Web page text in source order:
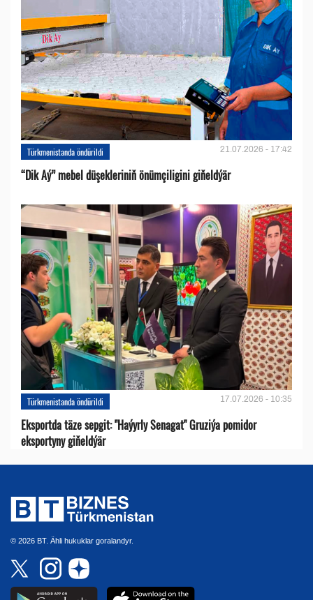
Türkmenistanda öndürildi 21.07.2026 - 17:42
“Dik Aý” mebel düşekleriniň önümçiligini giňeldýär
Türkmenistanda öndürildi 17.07.2026 - 10:35
Eksportda täze sepgit: "Haýyrly Senagat" Gruziýa pomidor
eksportyny giňeldýär
© 2026 BT. Ähli hukuklar goralandyr.